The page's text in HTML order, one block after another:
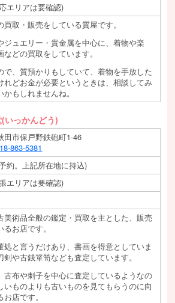
エリアは要確認)
買取・販売をしている質屋です。
ジュエリー・貴金属を中心に、着物や楽
などの買取をしています。
で、質預かりもしていて、着物を手放した
れどお金が必要というときは、相談してみ
かもしれませんね。
いっかんどう)
田市保戸野鉄砲町1-46
863-5381
約。上記所在地に持込)
エリアは要確認)
美術品全般の鑑定・買取を主とした、販売
るお店です。
処と言うだけあり、書画を得意としていま
剣や古銭箪笥なども査定しています。
古布や刺子を中心に査定しているようなの
いものよりも古いものを見てもらうのに向
店です。